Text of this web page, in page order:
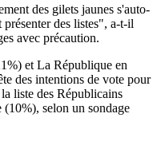
des gilets jaunes s'auto-
des listes", a-t-il
avec précaution.
et La République en
des intentions de vote pour
liste des Républicains
selon un sondage